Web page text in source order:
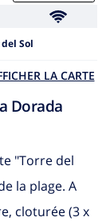
Sol
LA CARTE
Dorada
"Torre del
la plage. A
cloturée (3 x